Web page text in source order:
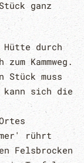
ganz
durch
Kammweg.
muss
kann sich die
rührt
Felsbrocken